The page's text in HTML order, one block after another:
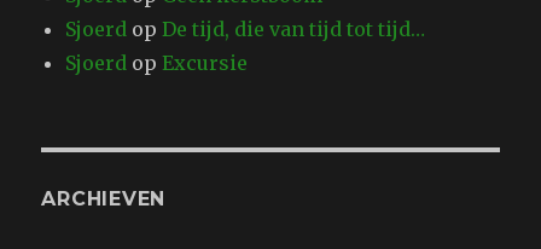
Sjoerd opDe tijd, die van tijd tot tijd…
Sjoerd opExcursie
ARCHIEVEN